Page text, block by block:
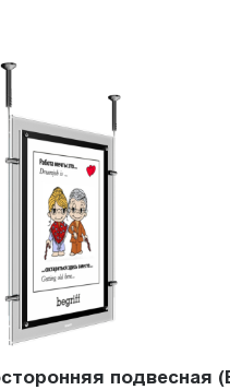
подвесная